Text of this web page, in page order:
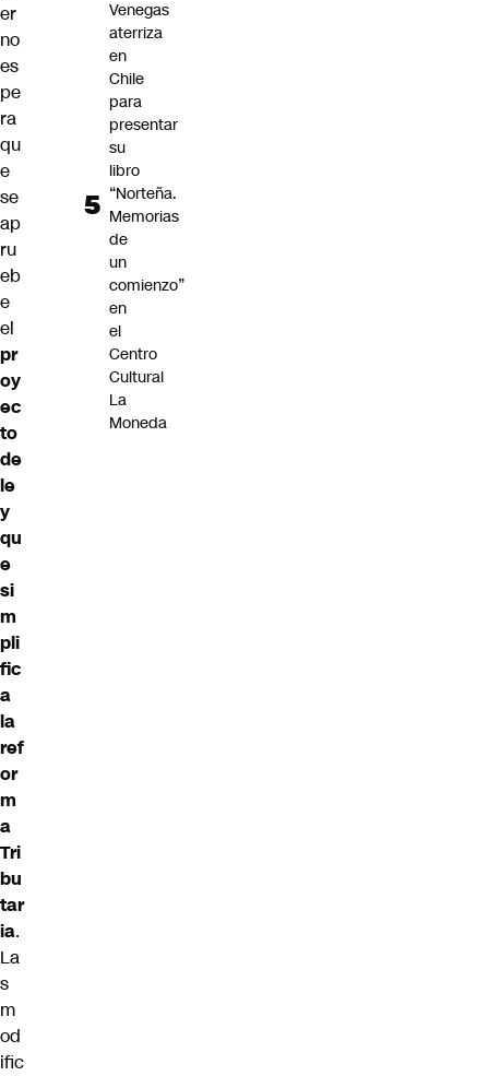
er
no
es
pe
ra
qu
e
se
ap
ru
eb
e
el
pr
oy
ec
to
de
le
y
qu
e
si
m
pli
fic
a
la
ref
or
m
a
Tri
bu
tar
ia.
La
s
m
od
ific
Venegas
aterriza
en
Chile
para
presentar
su
libro
“Norteña.
Memorias
de
un
comienzo”
en
el
Centro
Cultural
La
Moneda